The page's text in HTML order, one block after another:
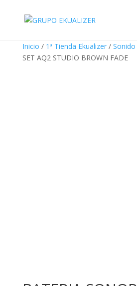
Inicio / 1ª Tienda Ekualizer/ Sonido
SET AQ2 STUDIO BROWN FADE
¡Oferta!